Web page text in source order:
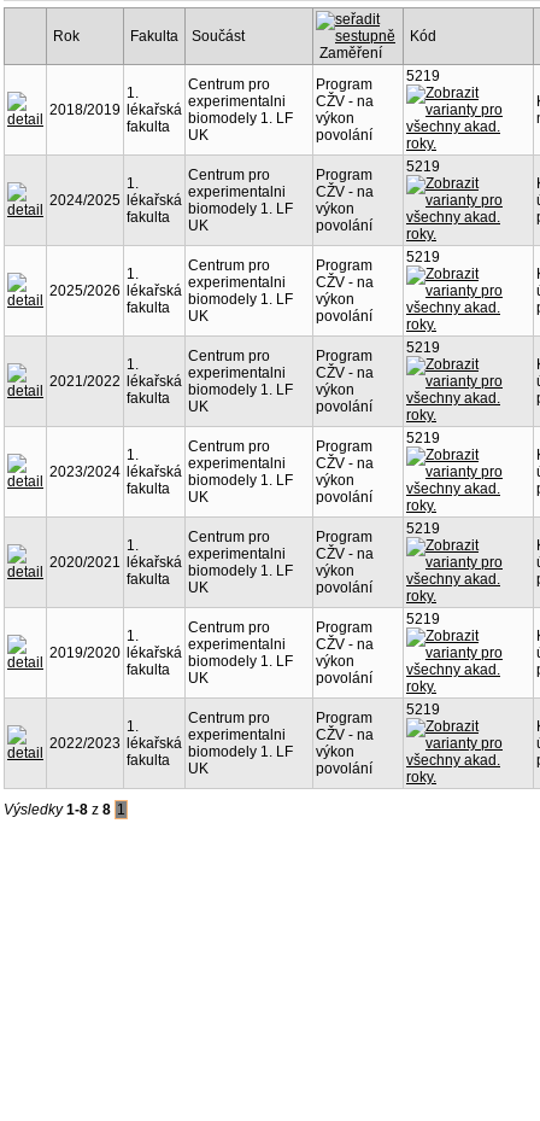
Rok Fakulta
Součást
Zaměření
Kód
2018/2019
1.
lékařská
fakulta
Centrum pro
experimentalni
biomodely 1. LF
UK
Program
CŽV - na
výkon
povolání
5219
2024/2025
1.
lékařská
fakulta
Centrum pro
experimentalni
biomodely 1. LF
UK
Program
CŽV - na
výkon
povolání
5219
2025/2026
1.
lékařská
fakulta
Centrum pro
experimentalni
biomodely 1. LF
UK
Program
CŽV - na
výkon
povolání
5219
2021/2022
1.
lékařská
fakulta
Centrum pro
experimentalni
biomodely 1. LF
UK
Program
CŽV - na
výkon
povolání
5219
2023/2024
1.
lékařská
fakulta
Centrum pro
experimentalni
biomodely 1. LF
UK
Program
CŽV - na
výkon
povolání
5219
2020/2021
1.
lékařská
fakulta
Centrum pro
experimentalni
biomodely 1. LF
UK
Program
CŽV - na
výkon
povolání
5219
2019/2020
1.
lékařská
fakulta
Centrum pro
experimentalni
biomodely 1. LF
UK
Program
CŽV - na
výkon
povolání
5219
2022/2023
1.
lékařská
fakulta
Centrum pro
experimentalni
biomodely 1. LF
UK
Program
CŽV - na
výkon
povolání
5219
Výsledky1-8 z 8 1